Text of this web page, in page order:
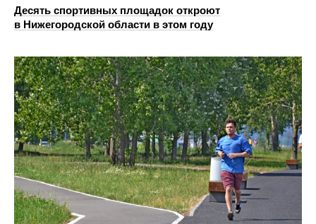
Десять спортивных площадок откроют
в Нижегородской области в этом году